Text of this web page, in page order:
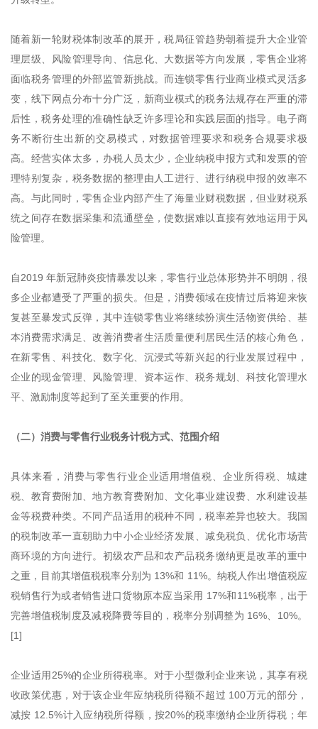
随着新一轮财税体制改革的展开，税局征管趋势朝着提升大企业管
理层级、风险管理导向、信息化、大数据等方向发展，零售企业将
面临税务管理的外部监管新挑战。而连锁零售行业商业模式灵活多
变，线下网点分布十分广泛，新商业模式的税务法规存在严重的滞
后性，税务处理的准确性缺乏许多理论和实践层面的指导。电子商
务不断衍生出新的交易模式，对数据管理要求和税务合规要求极
高。经营实体太多，办税人员太少，企业纳税申报方式和发票的管
理特别复杂，税务数据的整理由人工进行、进行纳税申报的效率不
高。与此同时，零售企业内部产生了海量业财税数据，但业财税系
统之间存在数据采集和流通壁垒，使数据难以直接有效地运用于风
险管理。
自2019 年新冠肺炎疫情暴发以来，零售行业总体形势并不明朗，很
多企业都遭受了严重的损失。但是，消费领域在疫情过后将迎来恢
复甚至暴发式反弹，其中连锁零售业将继续扮演生活物资供给、基
本消费需求满足、改善消费者生活质量便利居民生活的核心角色，
在新零售、科技化、数字化、沉浸式等新兴起的行业发展过程中，
企业的现金管理、风险管理、资本运作、税务规划、科技化管理水
平、激励制度等起到了至关重要的作用。
（二）消费与零售行业税务计税方式、范围介绍
具体来看，消费与零售行业企业适用增值税、企业所得税、城建
税、教育费附加、地方教育费附加、文化事业建设费、水利建设基
金等税费种类。不同产品适用的税种不同，税率差异也较大。我国
的税制改革一直朝助力中小企业经济发展、减免税负、优化市场营
商环境的方向进行。初级农产品和农产品税务缴纳更是改革的重中
之重，目前其增值税税率分别为 13%和 11%。纳税人作出增值税应
税销售行为或者销售进口货物原本应当采用 17%和11%税率，出于
完善增值税制度及减税降费等目的，税率分别调整为 16%、10%。
[1]
企业适用25%的企业所得税率。对于小型微利企业来说，其享有税
收政策优惠，对于该企业年应纳税所得额不超过 100万元的部分，
减按 12.5%计入应纳税所得额，按20%的税率缴纳企业所得税；年